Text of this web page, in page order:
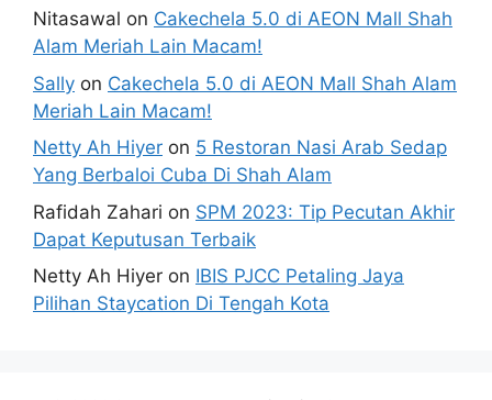
Nitasawal on Cakechela 5.0 di AEON Mall Shah
Alam Meriah Lain Macam!
Sally on Cakechela 5.0 di AEON Mall Shah Alam
Meriah Lain Macam!
Netty Ah Hiyer on 5 Restoran Nasi Arab Sedap
Yang Berbaloi Cuba Di Shah Alam
Rafidah Zahari on SPM 2023: Tip Pecutan Akhir
Dapat Keputusan Terbaik
Netty Ah Hiyer on IBIS PJCC Petaling Jaya
Pilihan Staycation Di Tengah Kota